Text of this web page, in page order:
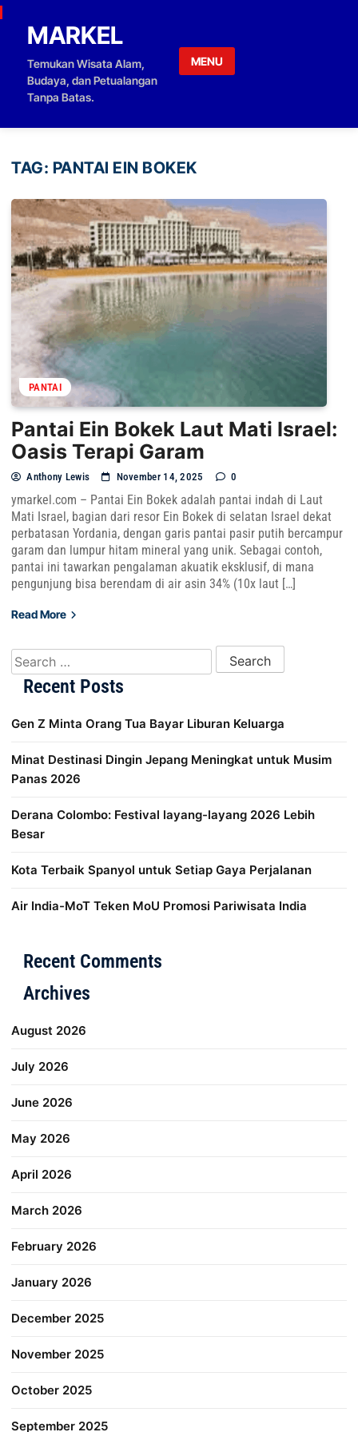
Skip to content
MARKEL
Temukan Wisata Alam,
Budaya, dan Petualangan
Tanpa Batas.
MENU
TAG: PANTAI EIN BOKEK
PANTAI
Pantai Ein Bokek Laut Mati Israel:
Oasis Terapi Garam
Anthony Lewis November 14, 2025 0
ymarkel.com – Pantai Ein Bokek adalah pantai indah di Laut
Mati Israel, bagian dari resor Ein Bokek di selatan Israel dekat
perbatasan Yordania, dengan garis pantai pasir putih bercampur
garam dan lumpur hitam mineral yang unik. Sebagai contoh,
pantai ini tawarkan pengalaman akuatik eksklusif, di mana
pengunjung bisa berendam di air asin 34% (10x laut […]
Read More
Search for:
Recent Posts
Gen Z Minta Orang Tua Bayar Liburan Keluarga
Minat Destinasi Dingin Jepang Meningkat untuk Musim
Panas 2026
Derana Colombo: Festival layang-layang 2026 Lebih
Besar
Kota Terbaik Spanyol untuk Setiap Gaya Perjalanan
Air India-MoT Teken MoU Promosi Pariwisata India
Recent Comments
Archives
August 2026
July 2026
June 2026
May 2026
April 2026
March 2026
February 2026
January 2026
December 2025
November 2025
October 2025
September 2025